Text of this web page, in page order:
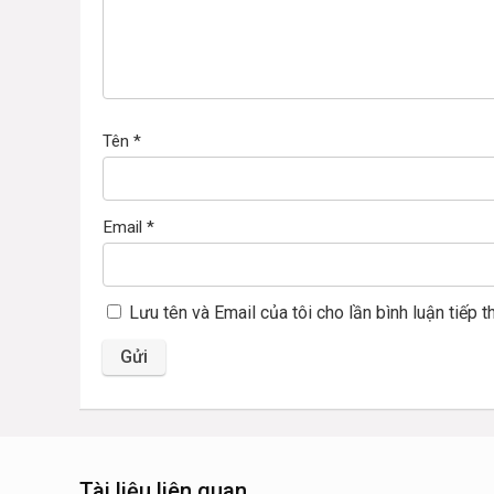
Tên *
Email *
Lưu tên và Email của tôi cho lần bình luận tiếp